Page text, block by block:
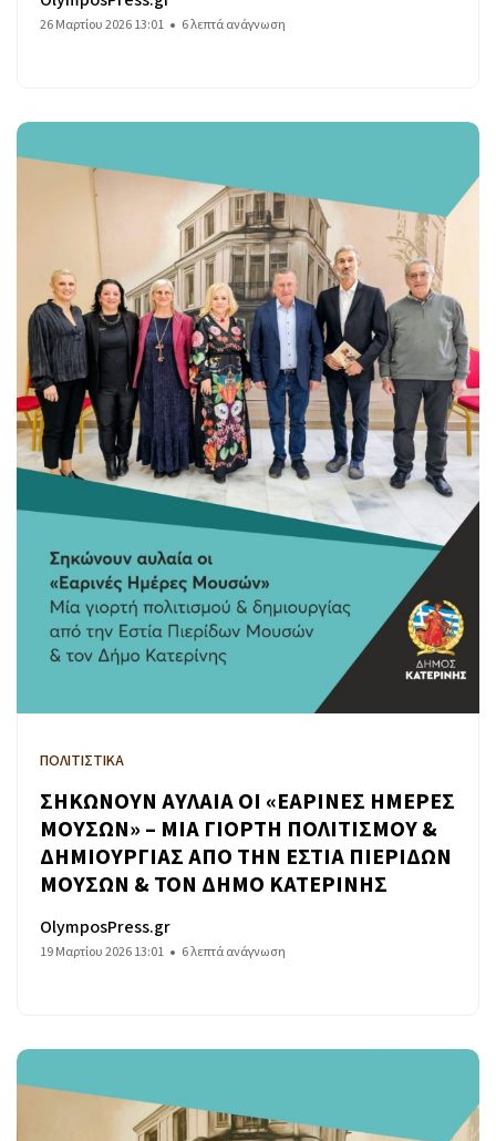
26 Μαρτίου 2026 13:01 6 λεπτά ανάγνωση
ΠΟΛΙΤΙΣΤΙΚΑ
ΣΗΚΩΝΟΥΝ ΑΥΛΑΙΑ ΟΙ «ΕΑΡΙΝΕΣ ΗΜΕΡΕΣ
ΜΟΥΣΩΝ» – ΜΙΑ ΓΙΟΡΤΗ ΠΟΛΙΤΙΣΜΟΥ &
ΔΗΜΙΟΥΡΓΙΑΣ ΑΠΟ ΤΗΝ ΕΣΤΙΑ ΠΙΕΡΙΔΩΝ
ΜΟΥΣΩΝ & ΤΟΝ ΔΗΜΟ ΚΑΤΕΡΙΝΗΣ
OlymposPress.gr
19 Μαρτίου 2026 13:01 6 λεπτά ανάγνωση